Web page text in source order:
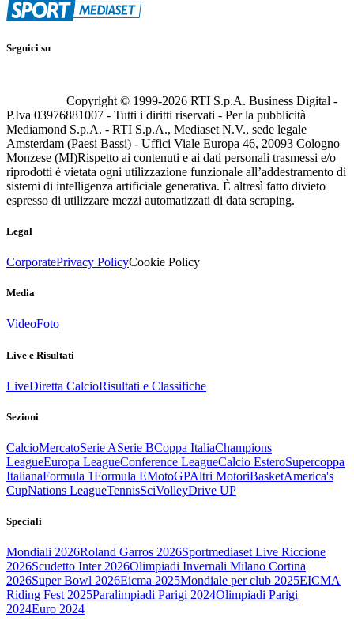
Seguici su
Copyright © 1999-2026 RTI S.p.A. Business Digital -
P.Iva 03976881007 - Tutti i diritti riservati - Per la pubblicità
Mediamond S.p.A. - RTI S.p.A., Mediaset N.V., sede legale
Amsterdam (Paesi Bassi) - Uffici Viale Europa 46, 20093 Cologno
Monzese (MI)Rispetto ai contenuti e ai dati personali trasmessi e/o
riprodotti è vietata ogni utilizzazione funzionale all’addestramento di
sistemi di intelligenza artificiale generativa. È altresì fatto divieto
espresso di utilizzare mezzi automatizzati di data scraping.
Legal
CorporatePrivacy PolicyCookie Policy
Media
VideoFoto
Live e Risultati
LiveDiretta CalcioRisultati e Classifiche
Sezioni
CalcioMercatoSerie ASerie BCoppa ItaliaChampions
LeagueEuropa LeagueConference LeagueCalcio EsteroSupercoppa
ItalianaFormula 1Formula EMotoGPAltri MotoriBasketAmerica's
CupNations LeagueTennisSciVolleyDrive UP
Speciali
Mondiali 2026Roland Garros 2026Sportmediaset Live Riccione
2026Scudetto Inter 2026Olimpiadi Invernali Milano Cortina
2026Super Bowl 2026Eicma 2025Mondiale per club 2025EICMA
Riding Fest 2025Paralimpiadi Parigi 2024Olimpiadi Parigi
2024Euro 2024